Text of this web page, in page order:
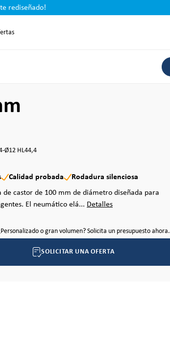
rediseñado!
Ø12 HL44,4
Calidad probada
Rodadura silenciosa
de castor de 100 mm de diámetro diseñada para
El neumático elá... Detalles
o gran volumen? Solicita un presupuesto ahora.
SOLICITAR UNA OFERTA